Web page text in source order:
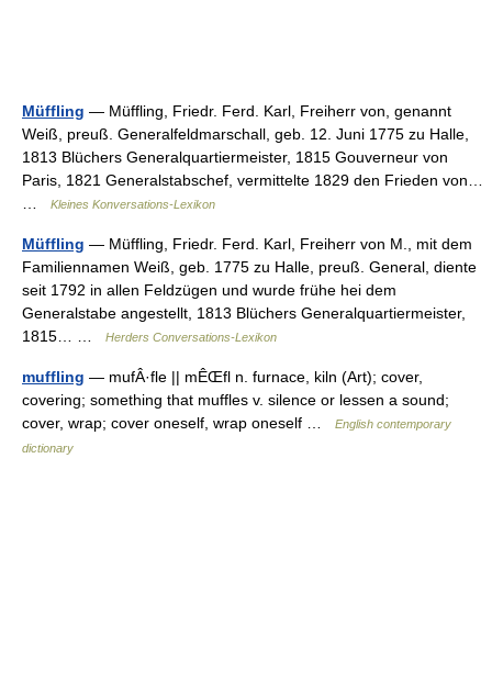
Müffling — Müffling, Friedr. Ferd. Karl, Freiherr von, genannt
Weiß, preuß. Generalfeldmarschall, geb. 12. Juni 1775 zu Halle,
1813 Blüchers Generalquartiermeister, 1815 Gouverneur von
Paris, 1821 Generalstabschef, vermittelte 1829 den Frieden von…
Kleines Konversations-Lexikon
Müffling — Müffling, Friedr. Ferd. Karl, Freiherr von M., mit dem
Familiennamen Weiß, geb. 1775 zu Halle, preuß. General, diente
seit 1792 in allen Feldzügen und wurde frühe hei dem
Generalstabe angestellt, 1813 Blüchers Generalquartiermeister,
1815… …
Herders Conversations-Lexikon
muffling — mufÂ·fle || mÊŒfl n. furnace, kiln (Art); cover,
covering; something that muffles v. silence or lessen a sound;
cover, wrap; cover oneself, wrap oneself …
English contemporary
dictionary